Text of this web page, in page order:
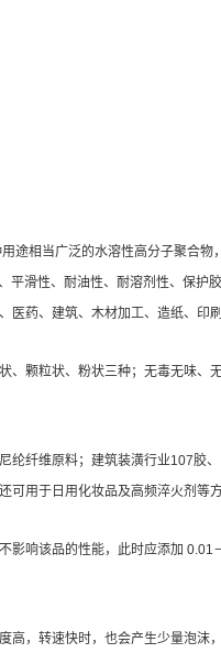
途相当广泛的水溶性高分子聚合物
平滑性、耐油性、耐溶剂性、保
医药、建筑、木材加工、造纸、印
、颗粒状、粉状三种；无毒无味
纶纤维原料；建筑装潢行业107胶
可用于日用化妆品及高频淬火剂等方
影响该品的性能，此时应添加
高，转速快时，也会产生少量泡